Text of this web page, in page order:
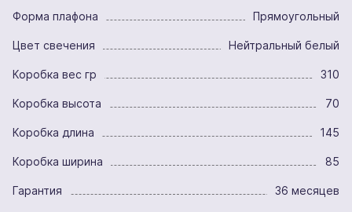
Форма плафона Прямоугольный
Цвет свечения Нейтральный белый
Коробка вес гр 310
Коробка высота 70
Коробка длина 145
Коробка ширина 85
Гарантия 36 месяцев